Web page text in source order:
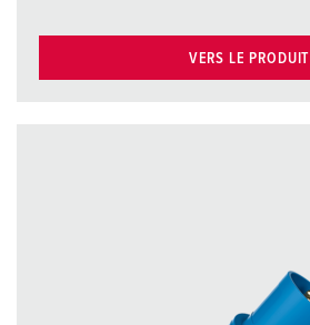
VERS LE PRODUIT